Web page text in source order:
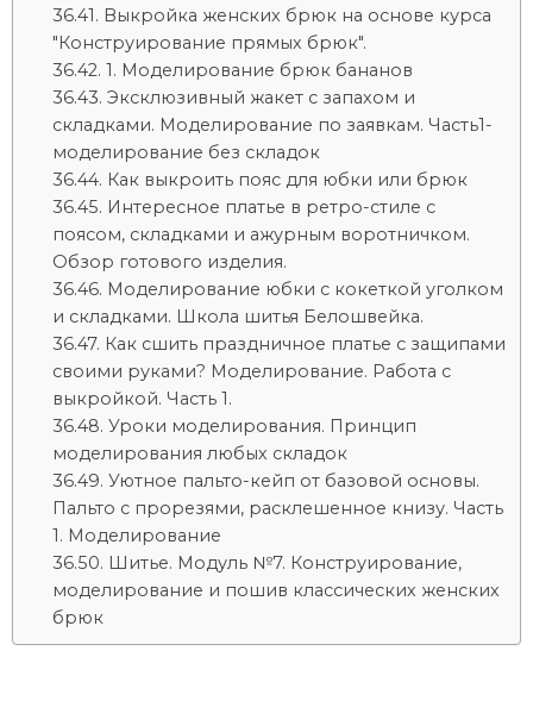
Выкройка женских брюк на основе курса
"Конструирование прямых брюк".
1. Моделирование брюк бананов
Эксклюзивный жакет с запахом и
складками. Моделирование по заявкам. Часть1-
моделирование без складок
Как выкроить пояс для юбки или брюк
Интересное платье в ретро-стиле с
поясом, складками и ажурным воротничком.
Обзор готового изделия.
Моделирование юбки с кокеткой уголком
и складками. Школа шитья Белошвейка.
Как сшить праздничное платье с защипами
своими руками? Моделирование. Работа с
выкройкой. Часть 1.
Уроки моделирования. Принцип
моделирования любых складок
Уютное пальто-кейп от базовой основы.
Пальто с прорезями, расклешенное книзу. Часть
1. Моделирование
Шитье. Модуль №7. Конструирование,
моделирование и пошив классических женских
брюк